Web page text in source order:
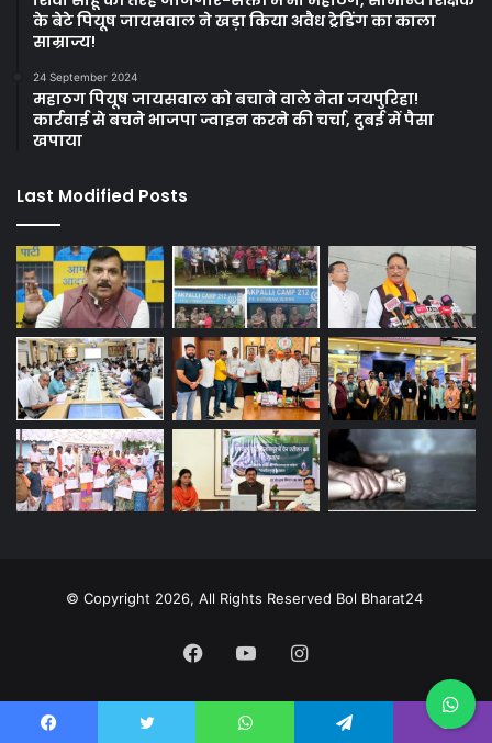
के बेटे पियूष जायसवाल ने खड़ा किया अवैध ट्रेडिंग का काला
साम्राज्य!
24 September 2024
महाठग पियूष जायसवाल को बचाने वाले नेता जयपुरिहा!
कार्रवाई से बचने भाजपा ज्वाइन करने की चर्चा, दुबई में पैसा
खपाया
Last Modified Posts
© Copyright 2026, All Rights Reserved Bol Bharat24
Facebook
YouTubeInstagram